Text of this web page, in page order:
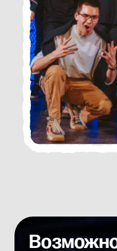
Просто приходи один
в киберпространство
всё необходимое
по сети. Это
попробовать свои
На